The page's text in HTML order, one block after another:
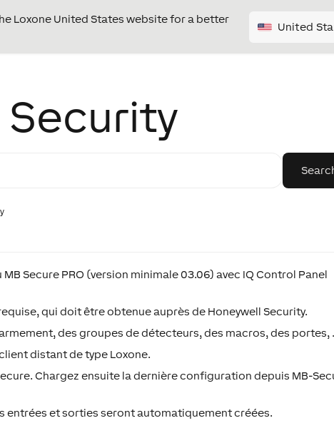
Loxone United States website for a better
United
Security
Secure PRO (version minimale 03.06) avec IQ Control Panel
qui doit être obtenue auprès de Honeywell Security.
des groupes de détecteurs, des macros, des portes,
distant de type Loxone.
Chargez ensuite la dernière configuration depuis MB-
entrées et sorties seront automatiquement créées.